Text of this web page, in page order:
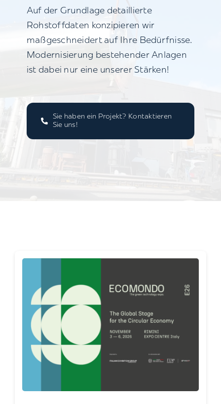
Auf der Grundlage detaillierte
Rohstoffdaten konzipieren wir
maßgeschneidert auf Ihre Bedürfnisse.
Modernisierung bestehender Anlagen
ist dabei nur eine unserer Stärken!
Sie haben ein Projekt? Kontaktieren
Sie uns!